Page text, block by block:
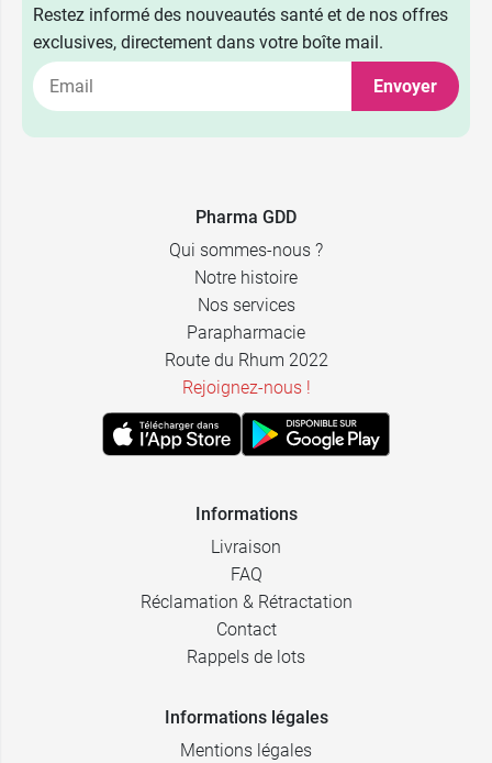
Restez informé des nouveautés santé et de nos offres
exclusives, directement dans votre boîte mail.
Envoyer
Pharma GDD
Qui sommes-nous ?
Notre histoire
Nos services
Parapharmacie
Route du Rhum 2022
Rejoignez-nous !
Informations
Livraison
FAQ
Réclamation & Rétractation
Contact
Rappels de lots
Informations légales
Mentions légales